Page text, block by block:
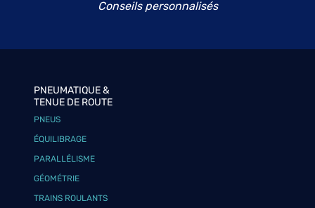
Conseils personnalisés
PNEUMATIQUE &
TENUE DE ROUTE
PNEUS
ÉQUILIBRAGE
PARALLÉLISME
GÉOMÉTRIE
TRAINS ROULANTS